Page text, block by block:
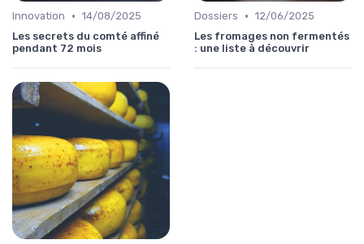
Innovation • 14/08/2025
Les secrets du comté affiné
pendant 72 mois
Dossiers • 12/06/2025
Les fromages non fermentés
: une liste à découvrir